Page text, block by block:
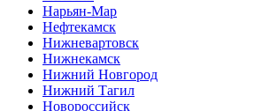
Нарьян-Мар
Нефтекамск
Нижневартовск
Нижнекамск
Нижний Новгород
Нижний Тагил
Новороссийск